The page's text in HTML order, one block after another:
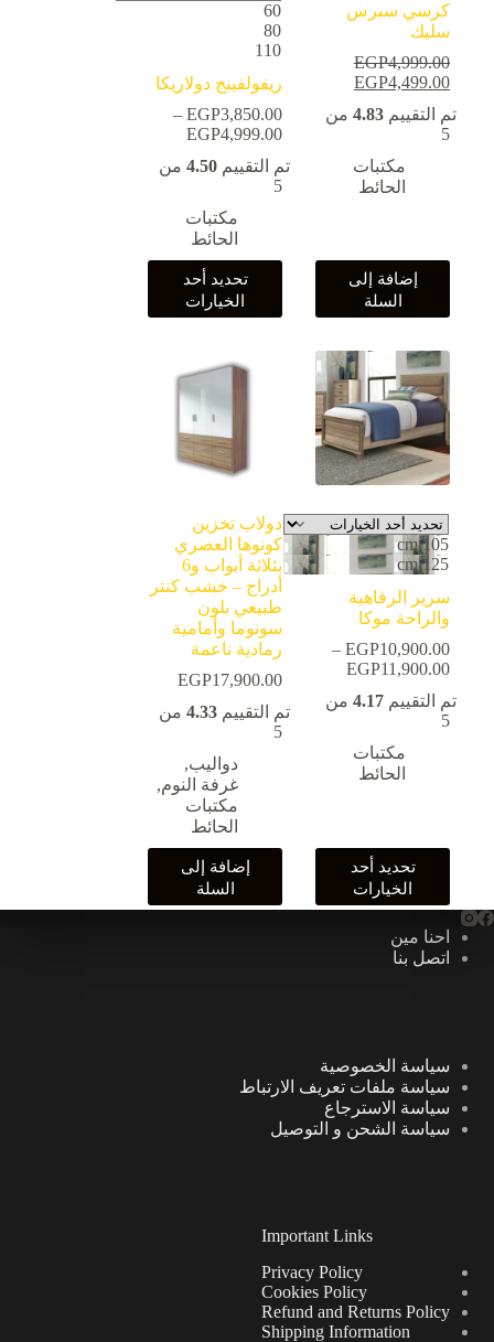
كرسي سبرس
سليك
EGP4,999.00
السعر
الأصلي
هو:
EGP4,999.00.
EGP4,499.00
السعر
هو:
EGP4,499.00.
تم التقييم 4.83من
5
مكتبات
الحائط
إضافة إلى
السلة
60
80
110
ريفولفينج دولاريكا
EGP3,850.00
–
EGP4,999.00
نطاق
من
خلال
تم التقييم4.50 من
5
مكتبات
الحائط
تحديد أحد
الخيارات
هناك
العديد
من
الخيارات
المنتج
105 cm
125 cm
سرير الرفاهية
والراحة موكا
EGP10,900.00
–
EGP11,900.00
نطاق
من
تم التقييم 4.17من
5
مكتبات
الحائط
تحديد أحد
الخياراتالعديد
من
المختلفة
لهذا
على
صفحة
المنتج
دولاب تخزين
كونوها العصري
بثلاثة أبواب و6
أدراج – خشب كنتر
طبيعي بلون
سونوما وأمامية
رمادية ناعمة
EGP17,900.00
تم التقييم4.33 من
5
دواليب,
غرفة النوم,
مكتبات
الحائط
إضافة إلى
السلة
احنا مين
اتصل بنا
سياسة الخصوصية
سياسة ملفات تعريف الارتباط
سياسة الاسترجاع
سياسة الشحن و التوصيل
Important Links
Privacy Policy
Cookies Policy
Refund and Returns Policy
Shipping Information